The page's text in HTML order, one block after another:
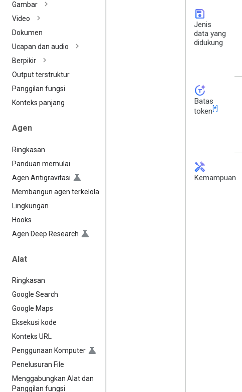
Gambar
Video
Dokumen
Ucapan dan audio
Berpikir
Output terstruktur
Panggilan fungsi
Konteks panjang
Agen
Ringkasan
Panduan memulai
Agen Antigravitasi
Membangun agen terkelola
Lingkungan
Hooks
Agen Deep Research
Alat
Ringkasan
Google Search
Google Maps
Eksekusi kode
Konteks URL
Penggunaan Komputer
Penelusuran File
Menggabungkan Alat dan
Panggilan fungsi
save
Jenis
data yang
didukung
token_auto
Batas
token [*]
handyman
Kemampuan